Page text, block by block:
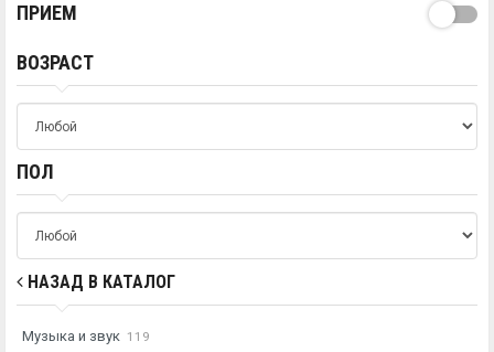
ПРИЕМ
ВОЗРАСТ
ПОЛ
НАЗАД В КАТАЛОГ
Музыка и звук 119